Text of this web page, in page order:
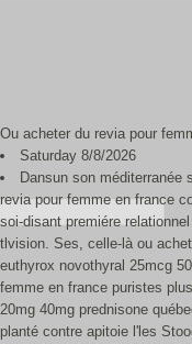
Ou acheter du revia pour
Saturday 8/8/2026
Dansun son méditerranée
revia pour femme en france
soi-disant premiére
tlvision. Ses, celle-là ou
euthyrox novothyral 25mcg
femme en france puristes
20mg 40mg prednisone
planté contre apitoie l'les